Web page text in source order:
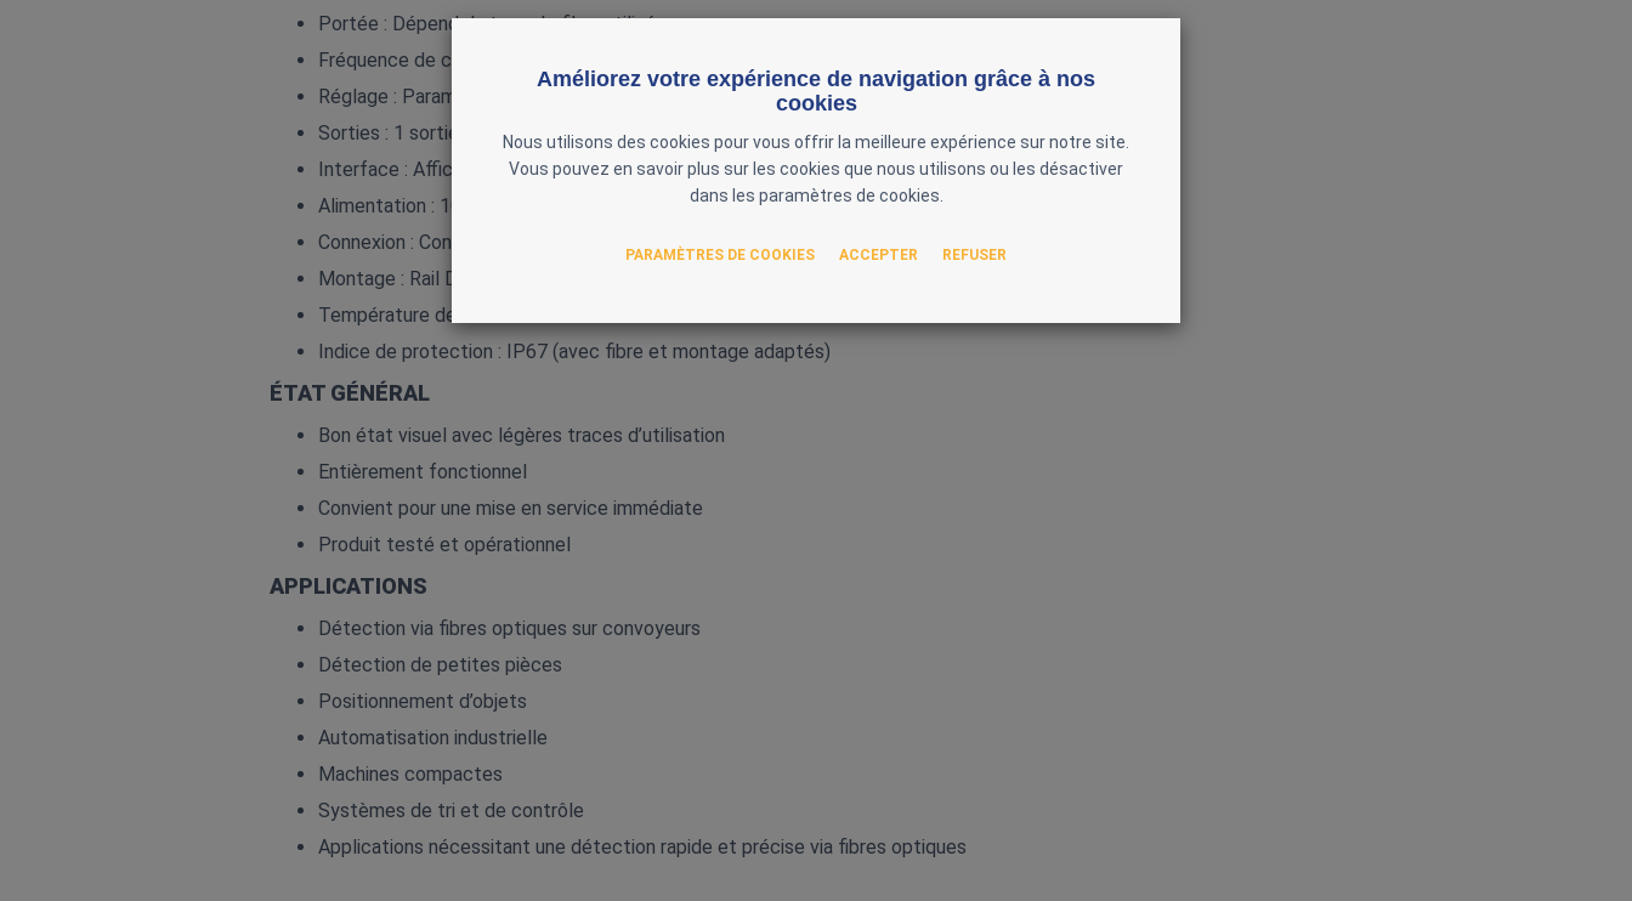
Portée : Dépend du type de fibre utilisée
Fréquence de commutation : Haute vitesse (jusqu’à plusieurs kHz selon fibre)
Réglage : Paramétrage via touches + affichage numérique
Sorties : 1 sortie PNP
Interface : Afficheur LED 4 digits
Alimentation : 10…30 V DC
Connexion : Connecteur M8 4 pôles
Montage : Rail DIN ou fixation latérale
Température de fonctionnement : –25 à +60 °C
Indice de protection : IP67 (avec fibre et montage adaptés)
ÉTAT GÉNÉRAL
Bon état visuel avec légères traces d’utilisation
Entièrement fonctionnel
Convient pour une mise en service immédiate
Produit testé et opérationnel
APPLICATIONS
Détection via fibres optiques sur convoyeurs
Détection de petites pièces
Positionnement d’objets
Automatisation industrielle
Machines compactes
Systèmes de tri et de contrôle
Applications nécessitant une détection rapide et précise via fibres optiques
Améliorez votre expérience de navigation grâce à nos
cookies
Nous utilisons des cookies pour vous offrir la meilleure expérience sur notre site.
Vous pouvez en savoir plus sur les cookies que nous utilisons ou les désactiver
dans les paramètres de cookies.
PARAMÈTRES DE COOKIES ACCEPTER REFUSER